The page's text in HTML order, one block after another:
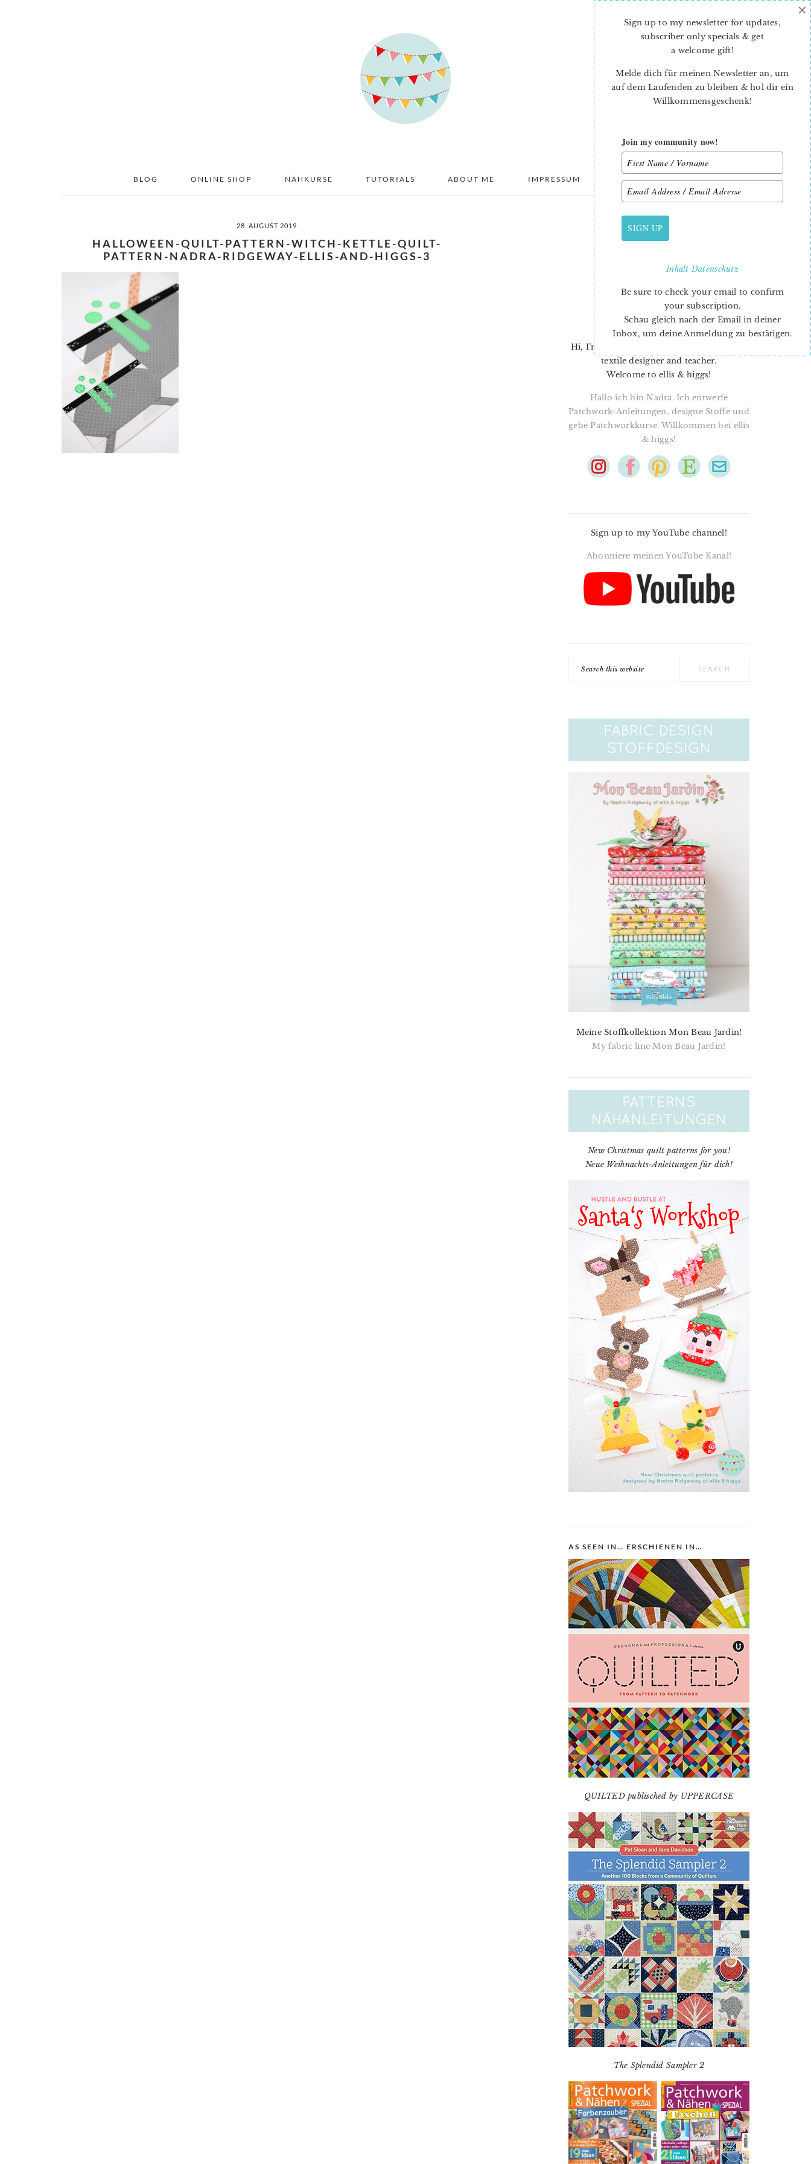
BLOG ONLINE SHOP NÄHKURSE TUTORIALS ABOUT ME IMPRESSUM DATENSCHUTZ
28. AUGUST 2019
HALLOWEEN-QUILT-PATTERN-WITCH-KETTLE-QUILT-
PATTERN-NADRA-RIDGEWAY-ELLIS-AND-HIGGS-3
PRIMARY
SIDEBAR
Hi, I’m Nadra. I’m a quilt pattern designer,
textile designer and teacher.
Welcome to ellis & higgs!
Hallo ich bin Nadra. Ich entwerfe
Patchwork-Anleitungen, designe Stoffe und
gebe Patchworkkurse. Willkommen bei ellis
& higgs!
Sign up to my YouTube channel!
Abonniere meinen YouTube Kanal!
Meine Stoffkollektion Mon Beau Jardin!
My fabric line Mon Beau Jardin!
New Christmas quilt patterns for you!
Neue Weihnachts-Anleitungen für dich!
AS SEEN IN… ERSCHIENEN IN…
QUILTED publisched by UPPERCASE
The Splendid Sampler 2
Sign up to my newsletter for updates,
subscriber only specials & get
a welcome gift!
Melde dich für meinen Newsletter an, um
auf dem Laufenden zu bleiben & hol dir ein
Willkommensgeschenk!
Join my community now!
SIGN UP
InhaltDatenschutz
Be sure to check your email to confirm
your subscription.
Schau gleich nach der Email in deiner
Inbox, um deine Anmeldung zu bestätigen.
×